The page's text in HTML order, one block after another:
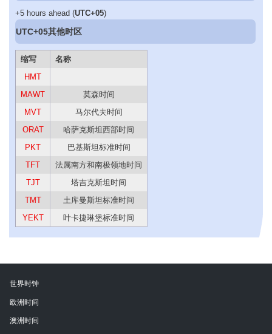
+5 hours ahead (UTC+05)
UTC+05其他时区
缩写
名称
HMT
MAWT
莫森时间
MVT
马尔代夫时间
ORAT
哈萨克斯坦西部时间
PKT
巴基斯坦标准时间
TFT
法属南方和南极领地时间
TJT
塔吉克斯坦时间
TMT
土库曼斯坦标准时间
YEKT
叶卡捷琳堡标准时间
世界时钟
欧洲时间
澳洲时间